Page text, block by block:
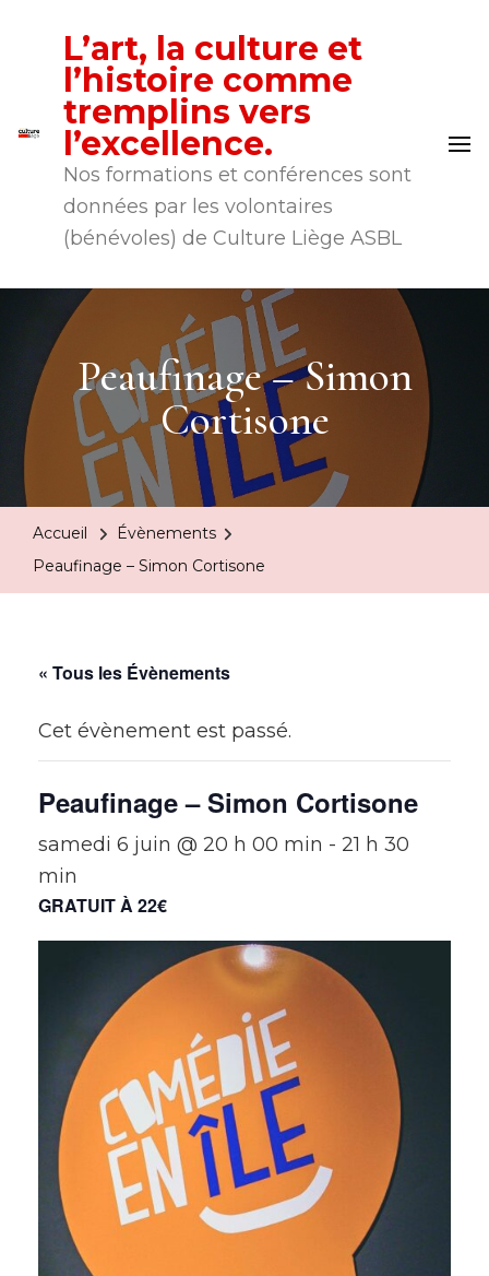
L’art, la culture et
l’histoire comme
tremplins vers
l’excellence.
Nos formations et conférences sont
données par les volontaires
(bénévoles) de Culture Liège ASBL
Peaufinage – Simon
Cortisone
Accueil
Évènements
Peaufinage – Simon Cortisone
« Tous les Évènements
Cet évènement est passé.
Peaufinage – Simon Cortisone
samedi 6 juin @ 20 h 00 min - 21 h 30
min
GRATUIT À 22€